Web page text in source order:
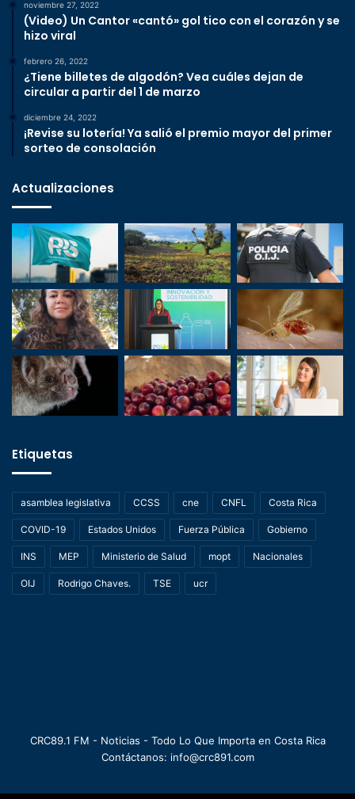
noviembre 27, 2022
(Video) Un Cantor «cantó» gol tico con el corazón y se
hizo viral
febrero 26, 2022
¿Tiene billetes de algodón? Vea cuáles dejan de
circular a partir del 1 de marzo
diciembre 24, 2022
¡Revise su lotería! Ya salió el premio mayor del primer
sorteo de consolación
Actualizaciones
Etiquetas
asamblea legislativa CCSS cne CNFL Costa Rica
COVID-19 Estados Unidos Fuerza Pública Gobierno
INS MEP Ministerio de Salud mopt Nacionales
OIJ Rodrigo Chaves. TSE ucr
CRC89.1 FM - Noticias - Todo Lo Que Importa en Costa Rica
Contáctanos: info@crc891.com